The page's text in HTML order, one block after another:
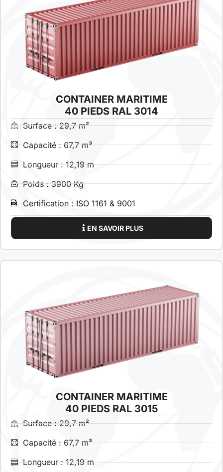
CONTAINER MARITIME
40 PIEDS RAL 3014
Surface : 29,7 m²
Capacité : 67,7 m³
Longueur : 12,19 m
Poids : 3900 Kg
Certification : ISO 1161 & 9001
EN SAVOIR PLUS
CONTAINER MARITIME
40 PIEDS RAL 3015
Surface : 29,7 m²
Capacité : 67,7 m³
Longueur : 12,19 m